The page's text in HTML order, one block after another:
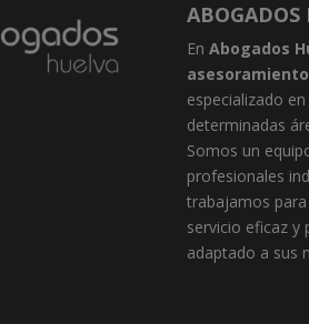
ABOGADOS
En Abogados
especializado en
determinadas
Somos un
profesionales
trabajamos
servicio eficaz y
adaptado a sus